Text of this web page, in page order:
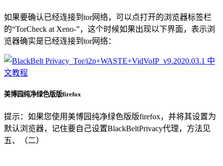
如果要确认已经连接到tor网络，可以点打开的浏览器标签栏
的“TorCheck at Xeno-”，这个时候如果出现以下界面，表示浏
览器确实是已经连接到tor网络：
美博园纯净绿色版版firefox
提示：如果您使用美博园纯净绿色版版firefox，并将其设置为
默认浏览器，记住要自己设置BlackBeltPrivacy代理，方法见
五、（二）